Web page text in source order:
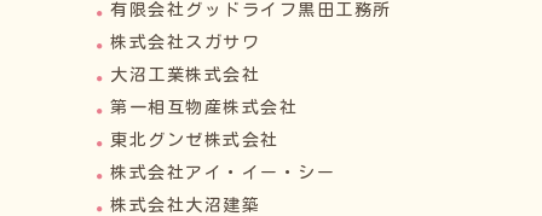
有限会社グッドライフ黒田工務所
株式会社スガサワ
大沼工業株式会社
第一相互物産株式会社
東北グンゼ株式会社
株式会社アイ・イー・シー
株式会社大沼建築